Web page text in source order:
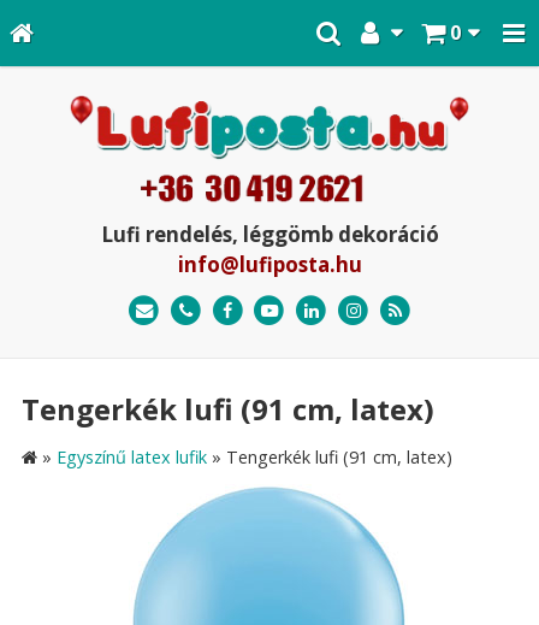
0
Lufi rendelés, léggömb dekoráció
info@lufiposta.hu
Tengerkék lufi (91 cm, latex)
» Egyszínű latex lufik » Tengerkék lufi (91 cm, latex)